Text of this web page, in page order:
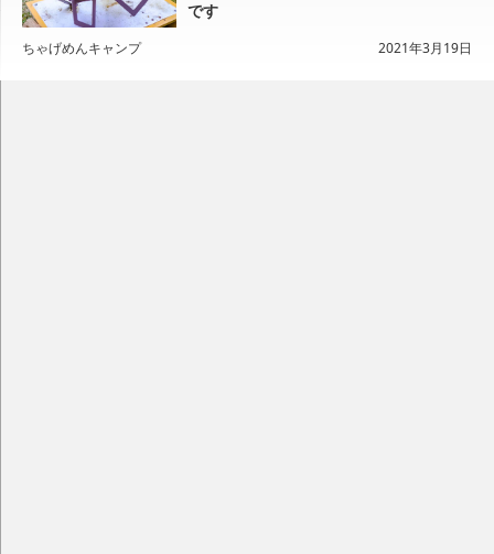
です
ちゃげめんキャンプ 2021年3月19日